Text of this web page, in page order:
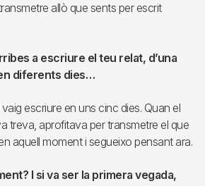
allò que sents per escrit
a escriure el teu relat, d’una
diferents dies…
escriure en uns cinc dies. Quan el
treva, aprofitava per transmetre el que
aquell moment i segueixo pensant ara.
I si va ser la primera vegada,